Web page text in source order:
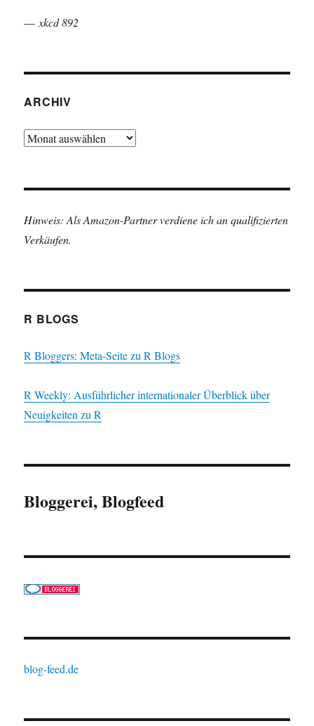
— xkcd 892
ARCHIV
Archiv
Hinweis: Als Amazon-Partner verdiene ich an qualifizierten
Verkäufen.
R BLOGS
R Bloggers: Meta-Seite zu R Blogs
R Weekly: Ausführlicher internationaler Überblick über
Neuigkeiten zu R
Bloggerei, Blogfeed
blog-feed.de